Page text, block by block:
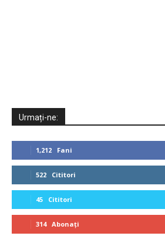
Urmați-ne:
1,212 Fani
522 Cititori
45 Cititori
314 Abonați